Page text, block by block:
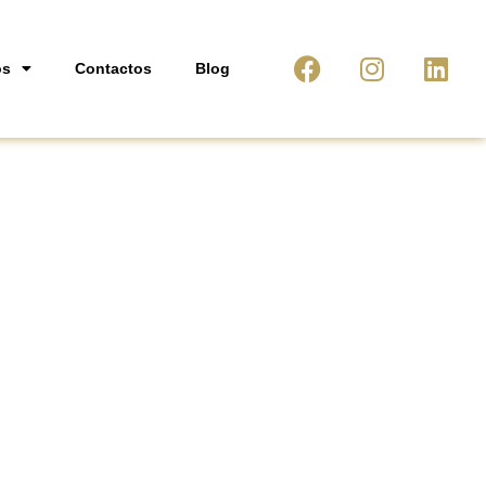
Contactos Blog